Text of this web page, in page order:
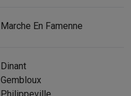
Marche En Famenne
Dinant
Gembloux